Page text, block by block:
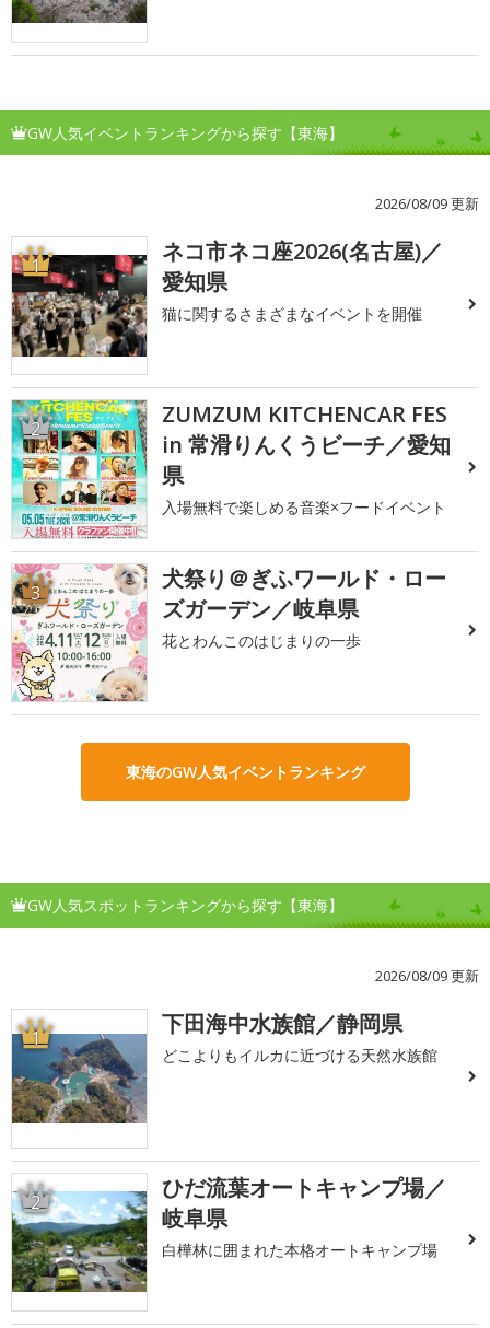
GW人気イベントランキングから探す【東海】
2026/08/09 更新
1
ネコ市ネコ座2026(名古屋)／
愛知県
猫に関するさまざまなイベントを開催
2
ZUMZUM KITCHENCAR FES
in 常滑りんくうビーチ／愛知
県
入場無料で楽しめる音楽×フードイベント
3
犬祭り＠ぎふワールド・ロー
ズガーデン／岐阜県
花とわんこのはじまりの一歩
東海のGW人気イベントランキング
GW人気スポットランキングから探す【東海】
2026/08/09 更新
1 下田海中水族館／静岡県
どこよりもイルカに近づける天然水族館
2
ひだ流葉オートキャンプ場／
岐阜県
白樺林に囲まれた本格オートキャンプ場